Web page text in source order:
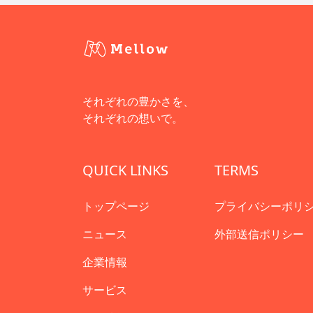
それぞれの豊かさを、
それぞれの想いで。
QUICK LINKS
トップページ
ニュース
企業情報
サービス
TERMS
プライバシーポリ
外部送信ポリシー